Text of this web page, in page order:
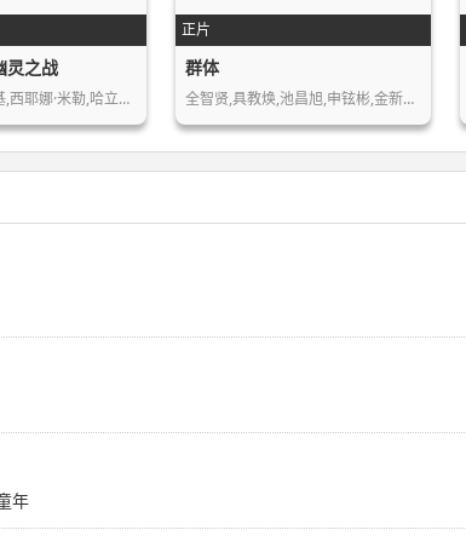
灵之战
约翰·卡拉辛斯基,西耶娜·米勒,哈立德…
正片
群体
全智贤,具教焕,池昌旭,申铉彬,金新绿,…
年